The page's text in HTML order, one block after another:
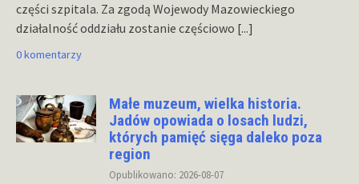
części szpitala. Za zgodą Wojewody Mazowieckiego
działalność oddziału zostanie częściowo [...]
0 komentarzy
Małe muzeum, wielka historia.
Jadów opowiada o losach ludzi,
których pamięć sięga daleko poza
region
Opublikowano: 2026-08-07